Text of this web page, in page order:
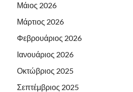
Μάιος 2026
Μάρτιος 2026
Φεβρουάριος 2026
Ιανουάριος 2026
Οκτώβριος 2025
Σεπτέμβριος 2025